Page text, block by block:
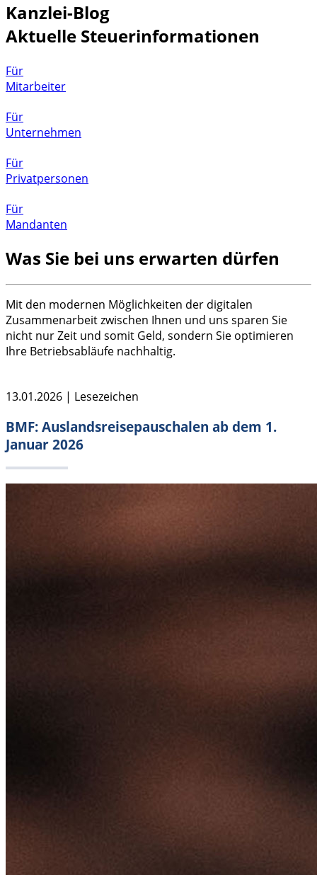
Kanzlei-Blog
Aktuelle Steuerinformationen
Für
Mitarbeiter
Für
Unternehmen
Für
Privatpersonen
Für
Mandanten
Was Sie bei uns erwarten dürfen
Mit den modernen Möglichkeiten der digitalen
Zusammenarbeit zwischen Ihnen und uns sparen Sie
nicht nur Zeit und somit Geld, sondern Sie optimieren
Ihre Betriebsabläufe nachhaltig.
13.01.2026 | Lesezeichen
BMF: Auslandsreisepauschalen ab dem 1.
Januar 2026